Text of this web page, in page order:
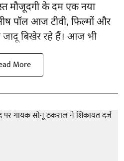
मौजूदगी के दम एक नया
पॉल आज टीवी, फिल्मों और
जादू बिखेर रहे हैं। आज भी
More